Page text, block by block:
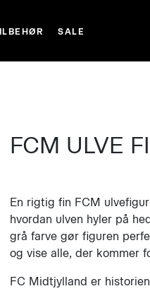
SALE
FCM ULVE
En rigtig fin FCM
hvordan ulven hyler på
grå farve gør figuren
og vise alle, der kommer
FC Midtjylland er